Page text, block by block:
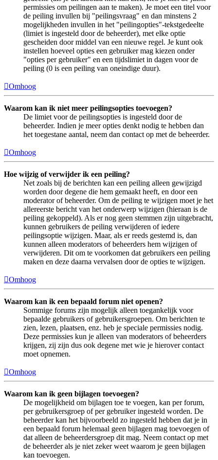
permissies om peilingen aan te maken). Je moet een titel voor
de peiling invullen bij "peilingsvraag" en dan minstens 2
mogelijkheden invullen in het "peilingopties"-tekstgedeelte
(limiet is ingesteld door de beheerder), met elke optie
gescheiden door middel van een nieuwe regel. Je kunt ook
instellen hoeveel opties een gebruiker mag kiezen onder
"opties per gebruiker" en een tijdslimiet in dagen voor de
peiling (0 is een peiling van oneindige duur).
Omhoog
Waarom kan ik niet meer peilingsopties toevoegen?
De limiet voor de peilingsopties is ingesteld door de
beheerder. Indien je meer opties denkt nodig te hebben dan
het toegestane aantal, neem dan contact op met de beheerder.
Omhoog
Hoe wijzig of verwijder ik een peiling?
Net zoals bij de berichten kan een peiling alleen gewijzigd
worden door degene die hem gemaakt heeft, en door een
moderator of beheerder. Om de peiling te wijzigen moet je het
allereerste bericht van het onderwerp wijzigen (hieraan is de
peiling gekoppeld). Als er nog geen stemmen zijn uitgebracht,
kunnen gebruikers de peiling verwijderen of iedere
peilingsoptie wijzigen. Maar, als er reeds gestemd is, dan
kunnen alleen moderators of beheerders hem wijzigen of
verwijderen. Dit om te voorkomen dat gebruikers een peiling
maken en deze daarna vervalsen door de opties te wijzigen.
Omhoog
Waarom kan ik een bepaald forum niet openen?
Sommige forums zijn mogelijk alleen toegankelijk voor
bepaalde gebruikers of gebruikersgroepen. Om berichten te
zien, lezen, plaatsen, enz. heb je speciale permissies nodig.
Deze permissies kun je alleen van moderators of beheerders
krijgen, zij zijn dus ook degene met wie je hierover contact
moet opnemen.
Omhoog
Waarom kan ik geen bijlagen toevoegen?
De mogelijkheid om bijlagen toe te voegen, kan per forum,
per gebruikersgroep of per gebruiker ingesteld worden. De
beheerder kan het bijvoorbeeld zo ingesteld hebben dat je in
een bepaald forum helemaal geen bijlagen mag toevoegen of
dat alleen de beheerdersgroep dit mag. Neem contact op met
de beheerder als je niet zeker weet waarom je geen bijlagen
kan toevoegen.